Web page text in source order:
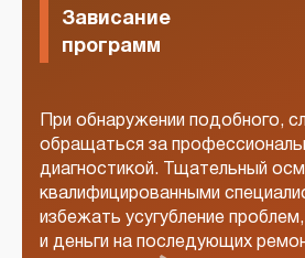
Зависание
программ
При обнаружении подобного,
обращаться за
диагностикой. Тщательный
квалифицированными
избежать усугубление
и деньги на последующих